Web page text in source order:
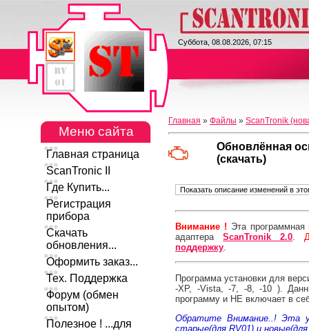
Суббота, 08.08.2026, 07:15
Меню сайта
Главная страница
ScanTronic II
Где Купить...
Регистрация
прибора
Скачать
обновления...
Оформить заказ...
Тех. Поддержка
Форум (обмен
опытом)
Полезное ! ...для
Главная » Файлы » ScanTronik
Обновлённая
(скачать)
Внимание ! Эта
адаптераScanTronik 2.0
поддержку
Программа установки для
-XP, -Vista, -7, -8, -10 ).
программу и НЕ включает в
Обратите Внимание..! Эта
старые(для RV01) и